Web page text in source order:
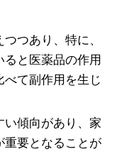
つあり、特に、
と医薬品の作用
て副作用を生じ
い傾向があり、家
重要となることが